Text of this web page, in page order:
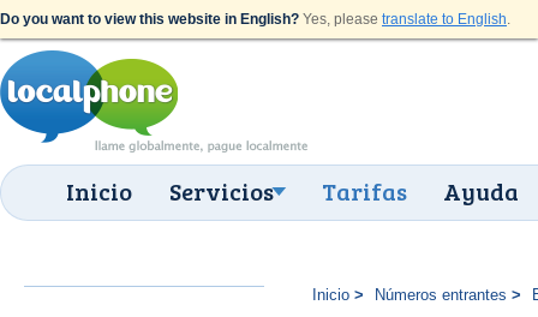
Do you want to view this website in English? Yes, please translate to English.
Inicio Servicios Tarifas Ayuda
Inicio Números entrantes